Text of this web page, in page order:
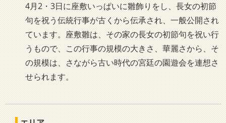
4月2・3日に座敷いっぱいに雛飾りをし、長女の初節
句を祝う伝統行事が古くから伝承され、一般公開され
ています。座敷雛は、その家の長女の初節句を祝い行
うもので、この行事の規模の大きさ、華麗さから、そ
の規模は、さながら古い時代の宮廷の園遊会を連想さ
せられます。